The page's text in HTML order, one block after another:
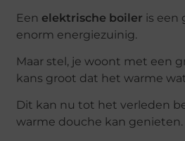
Een elektrische boiler is een
enorm energiezuinig.
Maar stel, je woont met een
kans groot dat het warme
Dit kan nu tot het verleden
warme douche kan